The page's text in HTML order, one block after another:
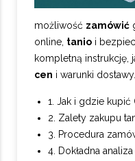
możliwość zamówić
online, tanio i
kompletną instrukcję,
cen i warunki dostawy.
1. Jak i gdzie
2. Zalety zakupu
3. Procedura
4. Dokładna